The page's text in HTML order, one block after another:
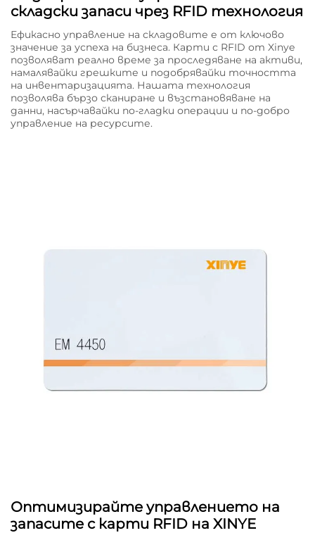
складски запаси чрез RFID технология
Ефикасно управление на складовите е от ключово
значение за успеха на бизнеса. Карти с RFID от Xinye
позволяват реално време за проследяване на активи,
намалявайки грешките и подобрявайки точността
на инвентаризацията. Нашата технология
позволява бързо сканиране и възстановяване на
данни, насърчавайки по-гладки операции и по-добро
управление на ресурсите.
Оптимизирайте управлението на
запасите с карти RFID на XINYE